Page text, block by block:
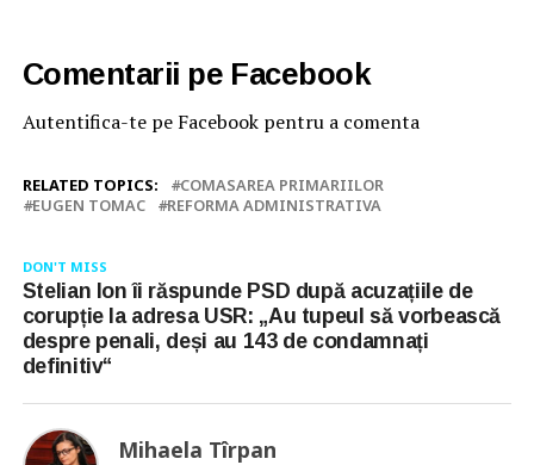
Comentarii pe Facebook
Autentifica-te pe Facebook pentru a comenta
RELATED TOPICS:
COMASAREA PRIMARIILOR
EUGEN TOMAC
REFORMA ADMINISTRATIVA
DON'T MISS
Stelian Ion îi răspunde PSD după acuzațiile de
corupție la adresa USR: „Au tupeul să vorbească
despre penali, deși au 143 de condamnați
definitiv“
Mihaela Tîrpan